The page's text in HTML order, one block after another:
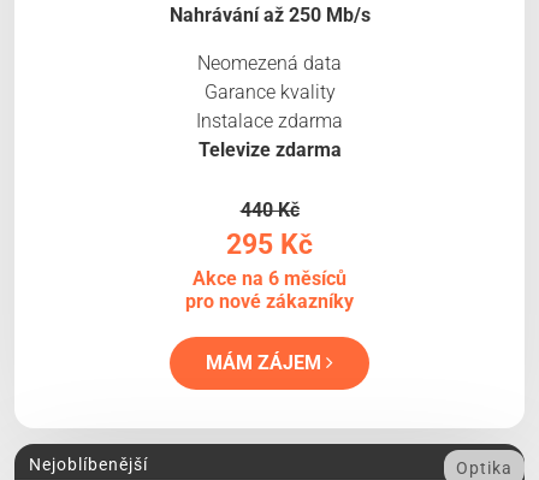
Nahrávání až 250 Mb/s
Neomezená data
Garance kvality
Instalace zdarma
Televize zdarma
440 Kč
295 Kč
Akce na 6 měsíců
pro nové zákazníky
MÁM ZÁJEM
Nejoblíbenější Optika